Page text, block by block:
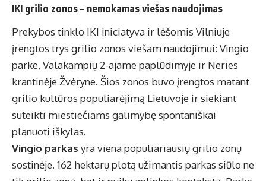
IKI grilio zonos – nemokamas viešas naudojimas
Prekybos tinklo IKI iniciatyva ir lėšomis Vilniuje
įrengtos trys grilio zonos viešam naudojimui: Vingio
parke, Valakampių 2-ajame paplūdimyje ir Neries
krantinėje Žvėryne. Šios zonos buvo įrengtos matant
grilio kultūros populiarėjimą Lietuvoje ir siekiant
suteikti miestiečiams galimybę spontaniškai
planuoti iškylas.
Vingio parkas yra viena populiariausių grilio zonų
sostinėje. 162 hektarų plotą užimantis parkas siūlo ne